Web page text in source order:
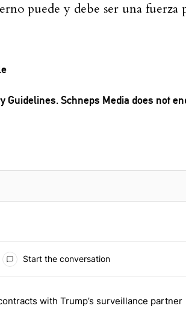
puede y debe ser una fuerza
Guidelines. Schneps Media does not
TO BE NOTIFIED WHEN NEW COMMENTS ARE
Start the conversation
in the last 7 days.
contracts with Trump’s surveillance
with Trump’s surveillance partner